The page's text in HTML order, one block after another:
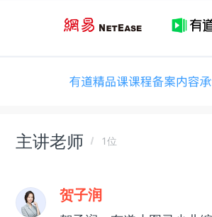
主讲老师 1位
贺子润